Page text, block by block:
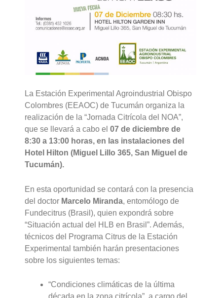
La Estación Experimental Agroindustrial Obispo
Colombres (EEAOC) de Tucumán organiza la
realización de la “Jornada Citrícola del NOA”,
que se llevará a cabo el 07 de diciembre de
8:30 a 13:00 horas, en las instalaciones del
Hotel Hilton (Miguel Lillo 365, San Miguel de
Tucumán).
En esta oportunidad se contará con la presencia
del doctor Marcelo Miranda, entomólogo de
Fundecitrus (Brasil), quien expondrá sobre
“Situación actual del HLB en Brasil”. Además,
técnicos del Programa Citrus de la Estación
Experimental también harán presentaciones
sobre los siguientes temas:
“Condiciones climáticas de la última